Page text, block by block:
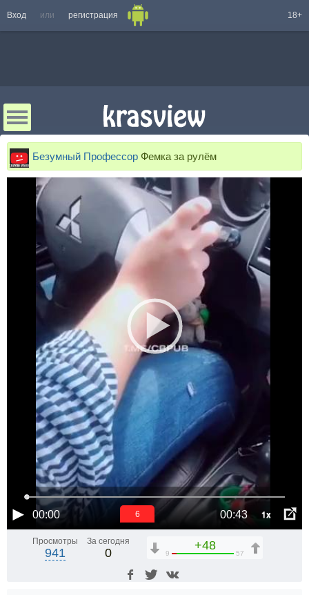
Вход или регистрация 18+
Безумный Профессор Фемка за рулём
00:00 00:43 1x
5
Просмотры
941
За сегодня
0
+48
9 57